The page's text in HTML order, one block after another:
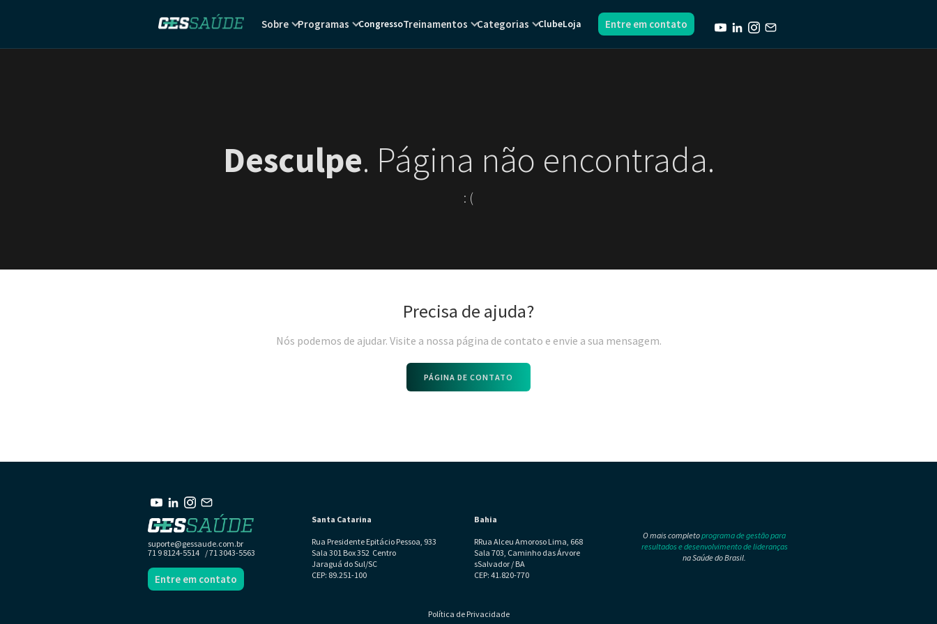
Sobre Programas CongressoTreinamentos Categorias ClubeLoja Entre em contato
Desculpe. Página não encontrada.
: (
Precisa de ajuda?
Nós podemos de ajudar. Visite a nossa página de contato e envie a sua mensagem.
PÁGINA DE CONTATO
suporte@gessaude.com.br
71 9 8124-5514 / 71 3043-5563
Entre em contato
Santa Catarina
Rua Presidente Epitácio Pessoa, 933
Sala 301 Box 352 Centro
Jaraguá do Sul/SC
CEP: 89.251-100
Bahia
RRua Alceu Amoroso Lima, 668
Sala 703, Caminho das Árvore
sSalvador / BA
CEP: 41.820-770
O mais completoprograma de gestão para
resultados e desenvolvimento de lideranças
na Saúde do Brasil.
Política de Privacidade